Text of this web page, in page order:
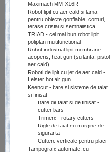
Maximach MM-X16R
Robot lipit cu aer cald si lama
pentru obiecte gonflabile, corturi,
terase cristal si semnalistica
TRIAD - cel mai bun robot lipit
poliplan multifunctional
Robot industrial lipit membrane
acoperis, heat gun (suflanta, pistol
aer cald)
Roboti de lipit cu jet de aer cald -
Leister hot air gun
Keencut - bare si sisteme de taiat
si finisat
Bare de taiat si de finisat -
cutter bars
Trimere - rotary cutters
Rigle de taiat cu margine de
siguranta
Cuttere verticale pentru placi
Tampografe automate, cu